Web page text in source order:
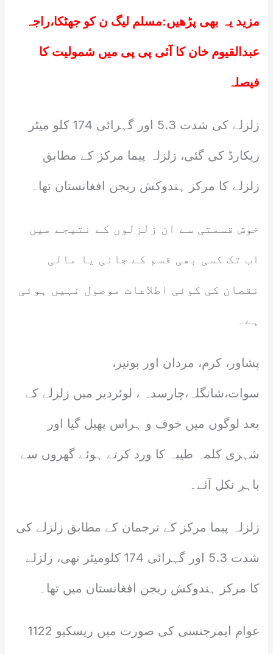
مزید یہ بھی پڑھیں:مسلم لیگ ن کو جھٹکا،راجہ
عبدالقیوم خان کا آئی پی پی میں شمولیت کا
فیصلہ
زلزلے کی شدت 5.3 اور گہرائی 174 کلو میٹر
ریکارڈ کی گئی، زلزلہ پیما مرکز کے مطابق
زلزلے کا مرکز ہندوکش ریجن افغانستان تھا۔
خوش قسمتی سے ان زلزلوں کے نتیجے میں
اب تک کسی بھی قسم کے جانی یا مالی
نقصان کی کوئی اطلاعات موصول نہیں ہوئی
ہے۔
پشاور، کرم، مردان اور بونیر،
سوات،شانگلہ،چارسدہ ، لوئردیر میں زلزلے کے
بعد لوگوں میں خوف و ہراس پھیل گیا اور
شہری کلمہ طیبہ کا ورد کرتے ہوئے گھروں سے
باہر نکل آئے۔
زلزلہ پیما مرکز کے ترجمان کے مطابق زلزلے کی
شدت 5.3 اور گہرائی 174 کلومیٹر تھی، زلزلے
کا مرکز ہندوکش ریجن افغانستان میں تھا۔
عوام ایمرجنسی کی صورت میں ریسکیو 1122